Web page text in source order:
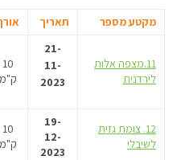
מקטע מספר תאריך
11.מצפה אלות
לירדנית
21-
11-
2023
10
ק"מ
12. צומת גזית
לשיבלי
19-
12-
2023
10
ק"מ